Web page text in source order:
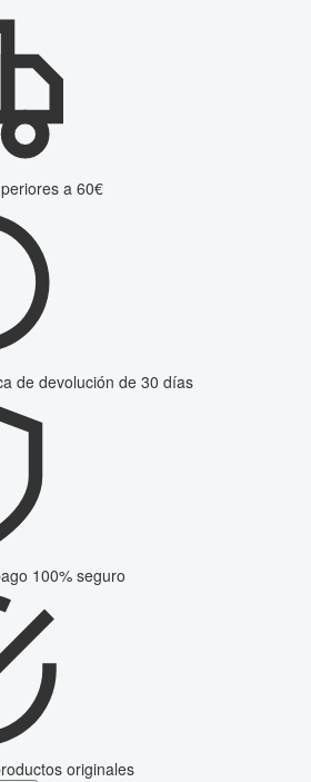
a 60€
de devolución de 30 días
100% seguro
originales